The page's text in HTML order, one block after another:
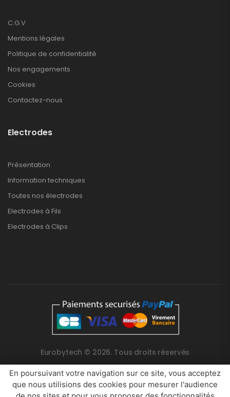
C.G.V
Mentions légales
Politique de confidentialité
Nos engagements
Cookies
Contactez-nous
Electrodes
Présentation
Information techniques
Toutes nos électrodes
Electrodes à Fils
Electrodes à Clips
Eurobytech © 2026. Tous droits réservés
En poursuivant votre navigation sur ce site, vous acceptez
que nous utilisions des cookies pour mesurer l'audience